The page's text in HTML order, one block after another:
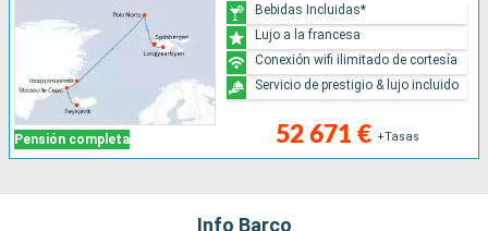
Pensión completa 52 671 € +Tasas
Bebidas Incluidas*
Lujo a la francesa
Conexión wifi ilimitado de cortesía
Servicio de prestigio & lujo incluido
Info Barco